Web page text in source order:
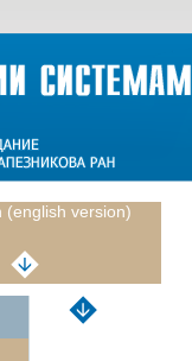
(english version)